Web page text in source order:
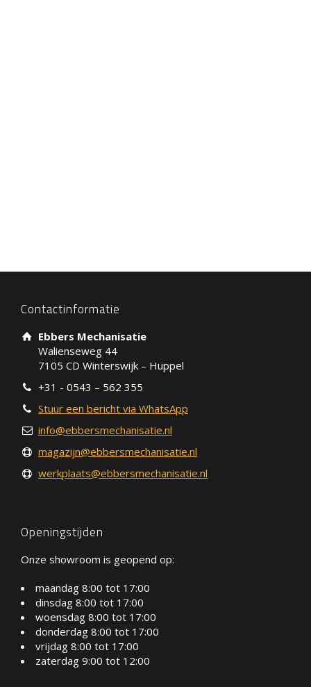
Contactinformatie
Ebbers Mechanisatie
Walienseweg 44
7105 CD Winterswijk – Huppel
+31 - 0543 – 562 355
Stuur een bericht via WhatsApp
info@ebbersmechanisatie.nl
magazijn@ebbersmechanisatie.nl
werkplaats@ebbersmechanisatie.nl
Openingstijden
Onze showroom is geopend op:
maandag 8:00 tot 17:00
dinsdag 8:00 tot 17:00
woensdag 8:00 tot 17:00
donderdag 8:00 tot 17:00
vrijdag 8:00 tot 17:00
zaterdag 9:00 tot 12:00